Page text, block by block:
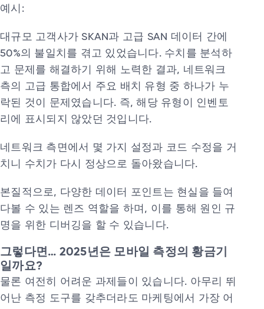
예시:
대규모 고객사가 SKAN과 고급 SAN 데이터 간에
50%의 불일치를 겪고 있었습니다. 수치를 분석하
고 문제를 해결하기 위해 노력한 결과, 네트워크
측의 고급 통합에서 주요 배치 유형 중 하나가 누
락된 것이 문제였습니다. 즉, 해당 유형이 인벤토
리에 표시되지 않았던 것입니다.
네트워크 측면에서 몇 가지 설정과 코드 수정을 거
치니 수치가 다시 정상으로 돌아왔습니다.
본질적으로, 다양한 데이터 포인트는 현실을 들여
다볼 수 있는 렌즈 역할을 하며, 이를 통해 원인 규
명을 위한 디버깅을 할 수 있습니다.
그렇다면… 2025년은 모바일 측정의 황금기
일까요?
물론 여전히 어려운 과제들이 있습니다. 아무리 뛰
어난 측정 도구를 갖추더라도 마케팅에서 가장 어